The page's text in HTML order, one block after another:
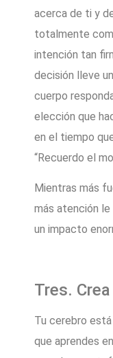
acerca de ti y
totalmente
intención tan
decisión lleve
cuerpo
elección que
en el tiempo
“Recuerdo el
Mientras más
más atención
un impacto
Tres.
Tu cerebro
que aprendes